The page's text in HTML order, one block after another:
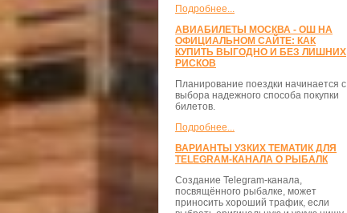
Подробнее...
АВИАБИЛЕТЫ МОСКВА - ОШ НА
ОФИЦИАЛЬНОМ САЙТЕ: КАК
КУПИТЬ ВЫГОДНО И БЕЗ ЛИШНИХ
РИСКОВ
Планирование поездки начинается с
выбора надежного способа покупки
билетов.
Подробнее...
ВАРИАНТЫ УЗКИХ ТЕМАТИК ДЛЯ
TELEGRAM-КАНАЛА О РЫБАЛК
Создание Telegram-канала,
посвящённого рыбалке, может
приносить хороший трафик, если